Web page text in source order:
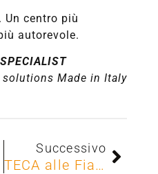
Un centro più
autorevole.
Made in Italy
Successivo
TECA alle Fiamme Gialle: la Linea Multiplanar al servizio dei campioni italiani